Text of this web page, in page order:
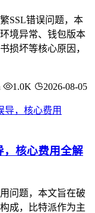
SSL错误问题，本
境异常、钱包版本
损坏等核心原因，
1.0K 2026-08-05
，核心费用全解
问题，本文旨在破
成，比特派作为主